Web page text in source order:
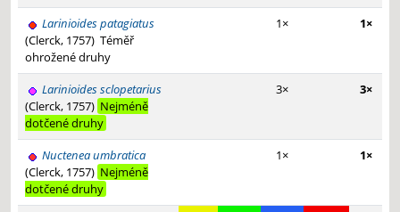
Larinioides patagiatus
(Clerck, 1757) Téměř
ohrožené druhy
1× 1×
Larinioides sclopetarius
(Clerck, 1757) Nejméně
dotčené druhy
3× 3×
Nuctenea umbratica
(Clerck, 1757) Nejméně
dotčené druhy
1× 1×